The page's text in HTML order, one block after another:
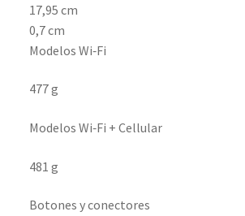
17,95 cm
0,7 cm
Modelos Wi‑Fi
477 g
Modelos Wi‑Fi + Cellular
481 g
Botones y conectores